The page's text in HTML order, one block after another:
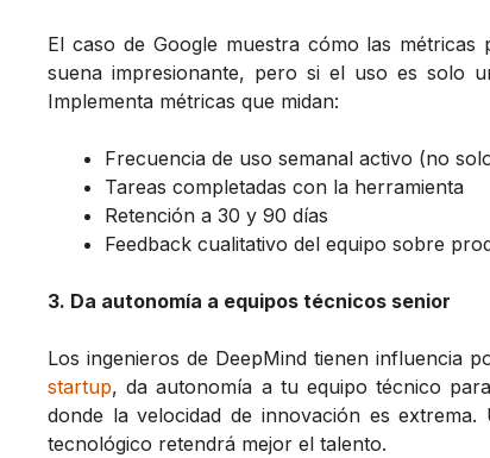
El caso de Google muestra cómo las
suena impresionante, pero si el uso es solo
Implementa métricas que midan:
Frecuencia de uso semanal activo (no
Tareas completadas con la herramienta
Retención a 30 y 90 días
Feedback cualitativo del equipo sobre
3. Da autonomía a equipos técnicos senior
Los ingenieros de DeepMind tienen influencia
startup, da autonomía a tu equipo técnico
donde la velocidad de innovación es extrema.
tecnológico retendrá mejor el talento.